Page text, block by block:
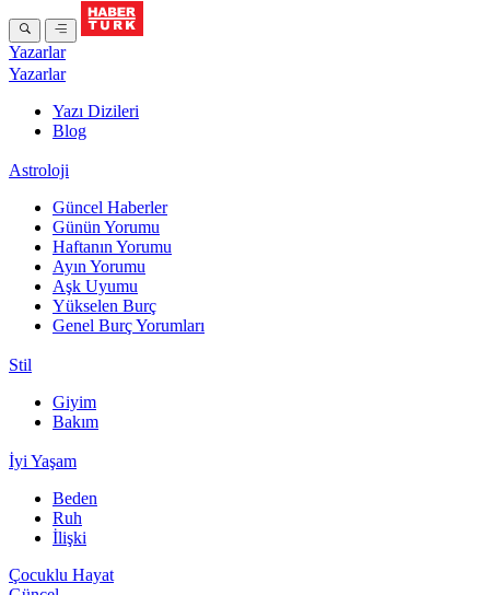
Yazarlar
Yazarlar
Yazı Dizileri
Blog
Astroloji
Güncel Haberler
Günün Yorumu
Haftanın Yorumu
Ayın Yorumu
Aşk Uyumu
Yükselen Burç
Genel Burç Yorumları
Stil
Giyim
Bakım
İyi Yaşam
Beden
Ruh
İlişki
Çocuklu Hayat